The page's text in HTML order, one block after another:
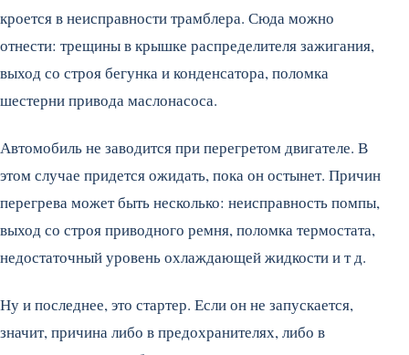
кроется в неисправности трамблера. Сюда можно
отнести: трещины в крышке распределителя зажигания,
выход со строя бегунка и конденсатора, поломка
шестерни привода маслонасоса.
Автомобиль не заводится при перегретом двигателе. В
этом случае придется ожидать, пока он остынет. Причин
перегрева может быть несколько: неисправность помпы,
выход со строя приводного ремня, поломка термостата,
недостаточный уровень охлаждающей жидкости и т д.
Ну и последнее, это стартер. Если он не запускается,
значит, причина либо в предохранителях, либо в